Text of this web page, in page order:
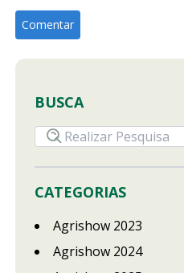
BUSCA
CATEGORIAS
Agrishow 2023
Agrishow 2024